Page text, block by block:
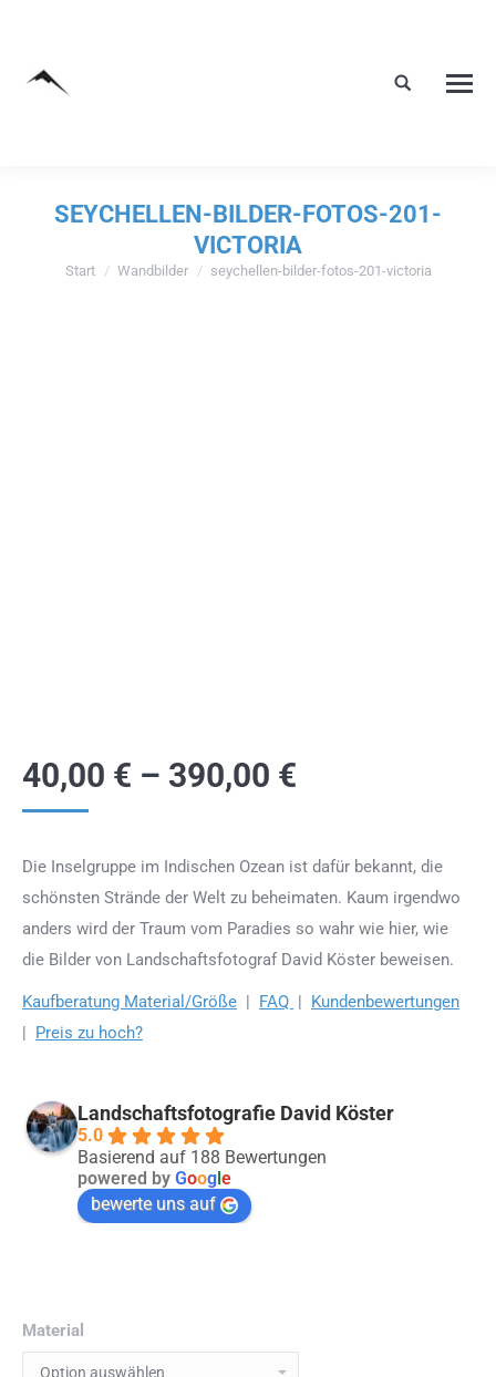
SEYCHELLEN-BILDER-FOTOS-201-
VICTORIA
Sie befinden sich hier:
Start Wandbilder seychellen-bilder-fotos-201-victoria
40,00 € – 390,00 €
Die Inselgruppe im Indischen Ozean ist dafür bekannt, die
schönsten Strände der Welt zu beheimaten. Kaum irgendwo
anders wird der Traum vom Paradies so wahr wie hier, wie
die Bilder von Landschaftsfotograf David Köster beweisen.
Kaufberatung Material/Größe | FAQ | Kundenbewertungen
| Preis zu hoch?
Landschaftsfotografie David Köster
5.0
Basierend auf 188 Bewertungen
powered by Google
bewerte uns auf
Material